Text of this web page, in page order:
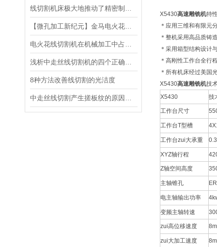
8种方法改善线切割的光洁度
X5430高速雕铣机特
＊应用三维和有限元
＊整机采用高品质铸
＊采用箱型结构设计
＊高刚性工作台全行
＊所有机床经过美国
X5430高速雕铣机技
X5430
技
工作台尺寸
工作台T型槽
工作台zui大承重
XYZ轴行程
Z轴空间高度
主轴锥孔
电主轴输出功率
变频主轴转速
zui高位移速度
zui大加工速度